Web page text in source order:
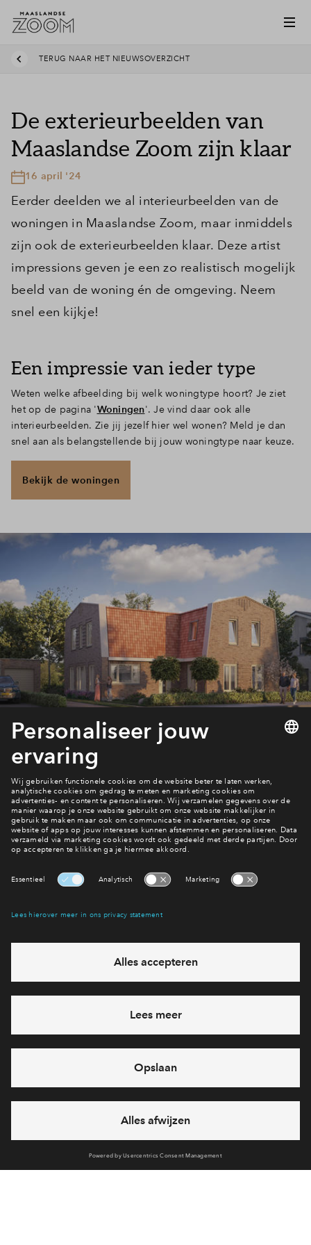
Inloggen
TERUG NAAR HET NIEUWSOVERZICHT
De exterieurbeelden van
Maaslandse Zoom zijn klaar
16 april '24
Eerder deelden we al interieurbeelden van de
woningen in Maaslandse Zoom, maar inmiddels
zijn ook de exterieurbeelden klaar. Deze artist
impressions geven je een zo realistisch mogelijk
beeld van de woning én de omgeving. Neem
snel een kijkje!
Een impressie van ieder type
Weten welke afbeelding bij welk woningtype hoort? Je ziet
het op de pagina 'Woningen'. Je vind daar ook alle
interieurbeelden. Zie jij jezelf hier wel wonen? Meld je dan
snel aan als belangstellende bij jouw woningtype naar keuze.
Bekijk de woningen
Wanneer start de verkoop?
Meer over de planning
Interesse? Meld je dan snel aan
Hiermee blijf je op de hoogte van het belangrijkste nieuws en
Ja, ik wil mij aanmelden
Heb je een vraag en wil je direct antwoord? Bel ons op
712 28 55
feestdagen)
vandaag gesloten, vrijdag zijn we vanaf
09:00 uur weer
bereikbaar